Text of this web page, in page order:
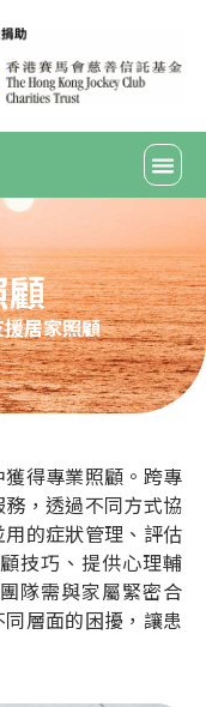
居家照顧
得專業照顧。跨專
，透過不同方式協
的症狀管理、評估
技巧、提供心理輔
隊需與家屬緊密合
層面的困擾，讓患